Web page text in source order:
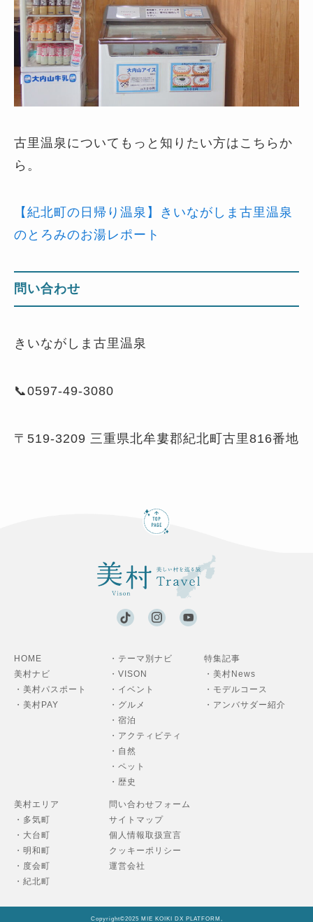
古里温泉についてもっと知りたい方はこちらか
ら。
【紀北町の日帰り温泉】きいながしま古里温泉
のとろみのお湯レポート
問い合わせ
きいながしま古里温泉
📞0597-49-3080
〒519-3209 三重県北牟婁郡紀北町古里816番地
HOME
美村ナビ
・美村パスポート
・美村PAY
・テーマ別ナビ
・VISON
・イベント
・グルメ
・宿泊
・アクティビティ
・自然
・ペット
・歴史
特集記事
・美村News
・モデルコース
・アンバサダー紹介
美村エリア
・多気町
・大台町
・明和町
・度会町
・紀北町
問い合わせフォーム
サイトマップ
個人情報取扱宣言
クッキーポリシー
運営会社
Copyright©2025 MIE KOIKI DX PLATFORM,